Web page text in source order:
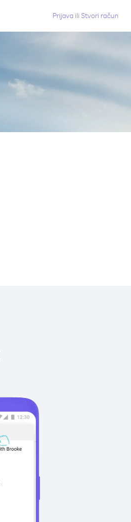
Prijava ili Stvori račun